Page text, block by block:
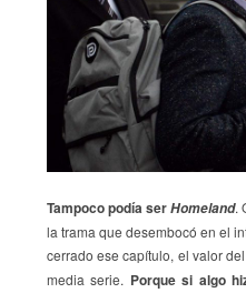
Tampoco podía serHomeland.
la trama que desembocó en el
cerrado ese capítulo, el valor
media serie. Porque si algo